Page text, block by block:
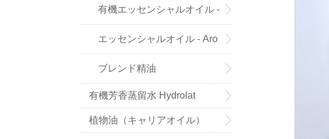
有機エッセンシャルオイル -
Sensoleo -
エッセンシャルオイル - Aro
maland - (ドイツ薬局方準拠精
油）
ブレンド精油
有機芳香蒸留水 Hydrolat
植物油（キャリアオイル）